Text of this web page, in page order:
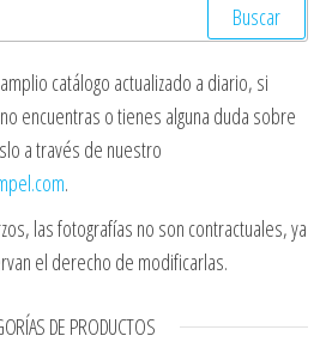
catálogo actualizado a diario, si
encuentras o tienes alguna duda sobre
a través de nuestro
.
las fotografías no son contractuales, ya
el derecho de modificarlas.
DE PRODUCTOS